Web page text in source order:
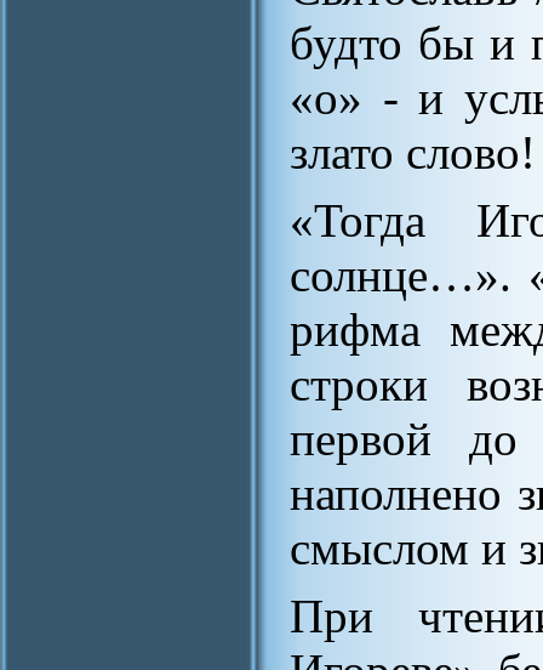
будто бы и
«о» - и
злато слово!
«Тогда
солнце…».
рифма
строки
первой до
наполнено
смыслом и
При